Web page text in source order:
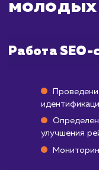
первые
полноценное
от 6 месяцев до
Учитывая
сайтов, мы
стратегии,
работу с